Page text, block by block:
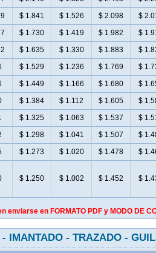
$ 1.841 $ 1.526 $ 2.098 $
$ 1.730 $ 1.419 $ 1.982 $
$ 1.635 $ 1.330 $ 1.883 $
$ 1.529 $ 1.236 $ 1.769 $
$ 1.449 $ 1.166 $ 1.680 $
$ 1.384 $ 1.112 $ 1.605 $
$ 1.325 $ 1.063 $ 1.537 $
$ 1.298 $ 1.041 $ 1.507 $
$ 1.273 $ 1.020 $ 1.478 $
$ 1.250 $ 1.002 $ 1.452 $
enviarse en FORMATO PDF y MODO DE
IMANTADO - TRAZADO -